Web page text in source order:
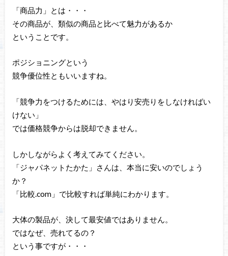
「商品力」とは・・・
その商品が、類似の商品と比べて魅力があるか
ということです。
ポジショニングという
競争優位性ともいいますね。
「競争力をつけるためには、やはり安売りをしなければい
けない」
では価格競争からは脱却できません。
しかしながらよく考えてみてください。
「ジャパネットたかた」さんは、本当に安いのでしょう
か？
「比較.com」で比較すれば単純にわかります。
大体の製品が、決して最安値ではありません。
ではなぜ、売れてるの？
という事ですが・・・